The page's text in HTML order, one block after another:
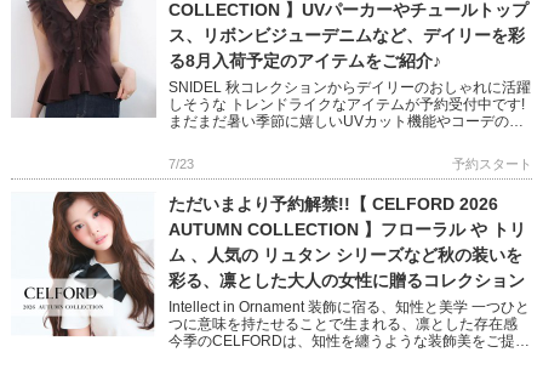
COLLECTION 】UVパーカーやチュールトップ
ス、リボンビジューデニムなど、デイリーを彩
る8月入荷予定のアイテムをご紹介♪
SNIDEL 秋コレクションからデイリーのおしゃれに活躍
しそうな トレンドライクなアイテムが予約受付中です!
まだまだ暑い季節に嬉しいUVカット機能やコーデの主
えるスタ […]
7/23 予約スタート
ただいまより予約解禁!!【 CELFORD 2026
AUTUMN COLLECTION 】フローラル や トリ
ム 、人気の リュタン シリーズなど秋の装いを
彩る、凛とした大人の女性に贈るコレクション
Intellect in Ornament 装飾に宿る、知性と美学 一つひと
つに意味を持たせることで生まれる、凛とした存在感
今季のCELFORDは、知性を纏うような装飾美をご提案